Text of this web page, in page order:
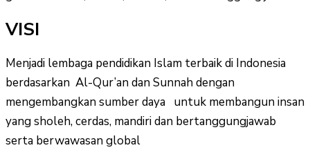
VISI
Menjadi lembaga pendidikan Islam terbaik di Indonesia
berdasarkan Al-Qur’an dan Sunnah dengan
mengembangkan sumber daya untuk membangun insan
yang sholeh, cerdas, mandiri dan bertanggungjawab
serta berwawasan global